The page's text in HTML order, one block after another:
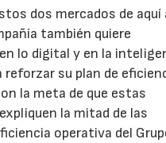
dos mercados de aquí
también quiere
lo digital y en la
reforzar su plan de
la meta de que estas
la mitad de las
operativa del